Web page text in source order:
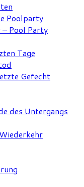
Poolparty
Pool Party
Tage
Gefecht
des Untergangs